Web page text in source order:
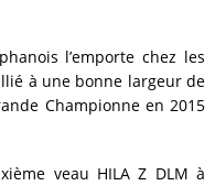
l’emporte chez les
à une bonne largeur de
Championne en 2015
veau HILA Z DLM à